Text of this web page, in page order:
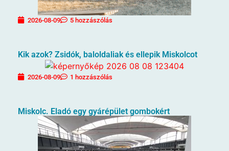
2026-08-09 5 hozzászólás
Kik azok? Zsidók, baloldaliak és ellepik Miskolcot
2026-08-09 1 hozzászólás
Miskolc. Eladó egy gyárépület gombokért